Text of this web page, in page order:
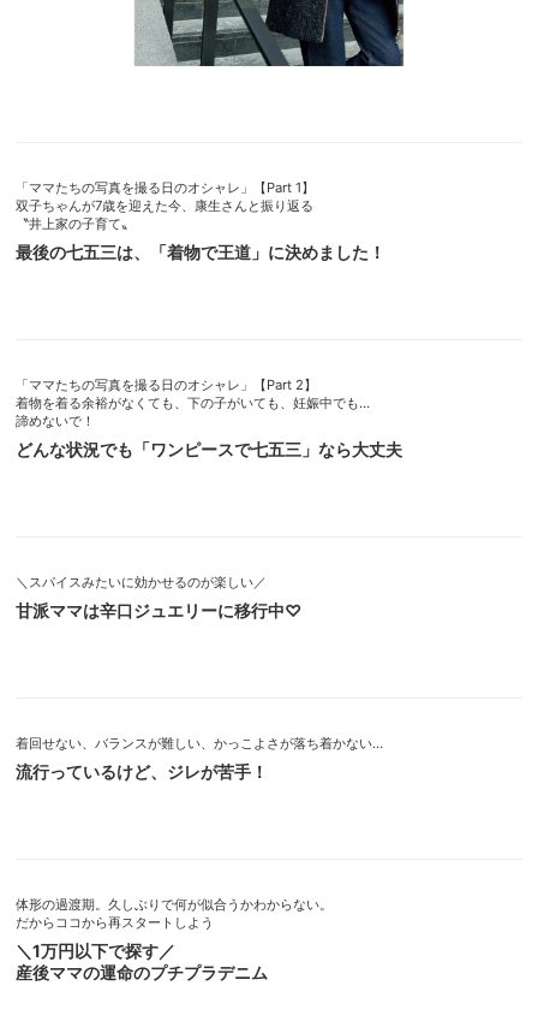
「ママたちの写真を撮る日のオシャレ」【Part 1】
双子ちゃんが7歳を迎えた今、康生さんと振り返る
〝井上家の子育て〟
最後の七五三は、「着物で王道」に決めました！
「ママたちの写真を撮る日のオシャレ」【Part 2】
着物を着る余裕がなくても、下の子がいても、妊娠中でも…
諦めないで！
どんな状況でも「ワンピースで七五三」なら大丈夫
＼スパイスみたいに効かせるのが楽しい／
甘派ママは辛口ジュエリーに移行中♡
着回せない、バランスが難しい、かっこよさが落ち着かない…
流行っているけど、ジレが苦手！
体形の過渡期。久しぶりで何が似合うかわからない。
だからココから再スタートしよう
＼1万円以下で探す／
産後ママの運命のプチプラデニム